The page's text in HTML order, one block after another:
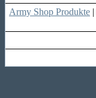
Army Shop Produkte |